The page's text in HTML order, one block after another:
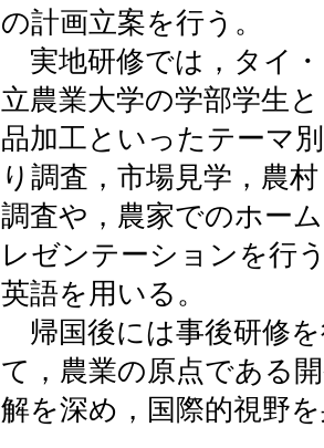
の計画立案を行う。
実地研修では，タイ
立農業大学の学部学生
品加工といったテーマ
り調査，市場見学，農
調査や，農家でのホー
レゼンテーションを行
英語を用いる。
帰国後には事後研修
て，農業の原点である
解を深め，国際的視野